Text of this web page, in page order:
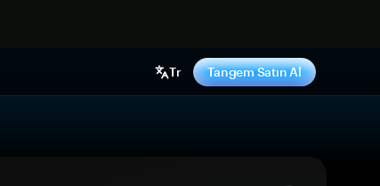
Tr Tangem Satın Al